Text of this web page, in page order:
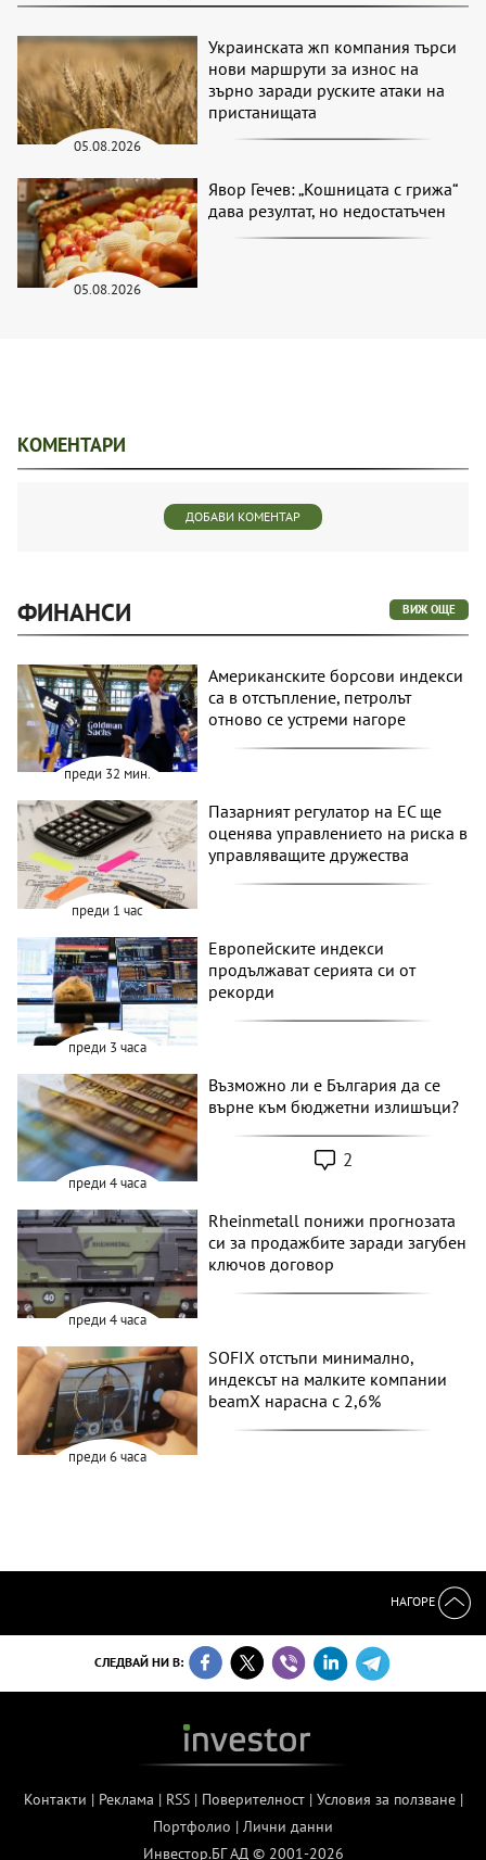
05.08.2026
Украинската жп компания търси
нови маршрути за износ на
зърно заради руските атаки на
пристанищата
05.08.2026
Явор Гечев: „Кошницата с грижа“
дава резултат, но недостатъчен
КОМЕНТАРИ
ДОБАВИ КОМЕНТАР
ФИНАНСИ ВИЖ ОЩЕ
преди 32 мин.
Американските борсови индекси
са в отстъпление, петролът
отново се устреми нагоре
преди 1 час
Пазарният регулатор на ЕС ще
оценява управлението на риска в
управляващите дружества
преди 3 часа
Европейските индекси
продължават серията си от
рекорди
преди 4 часа
Възможно ли е България да се
върне към бюджетни излишъци?
2
преди 4 часа
Rheinmetall понижи прогнозата
си за продажбите заради загубен
ключов договор
преди 6 часа
SOFIX отстъпи минимално,
индексът на малките компании
beamX нарасна с 2,6%
НАГОРЕ
СЛЕДВАЙ НИ В:
Контакти | Реклама | RSS| Поверителност| Условия за ползване|
Портфолио | Лични данни
Инвестор.БГ АД © 2001-2026